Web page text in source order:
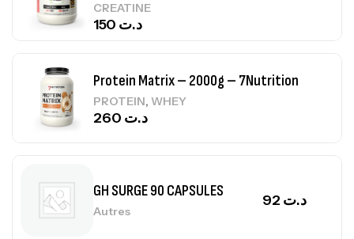
CREATINE
د.ت
Protein Matrix – 2000g – 7Nutrition
PROTEIN,WHEY
د.ت
GH SURGE 90 CAPSULES
Autres
د.ت